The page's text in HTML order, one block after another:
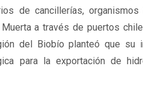
de cancillerías,
a través de puertos
del Biobío planteó que su
para la exportación de